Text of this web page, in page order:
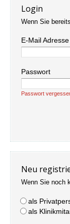
Login
Wenn Sie
E-Mail Adresse
Passwort
Passwort
Neu
Wenn Sie noch
als
als